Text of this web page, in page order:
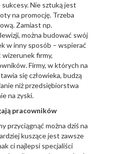
Nie sztuką jest
na promocję. Trzeba
Zamiast np.
można budować swój
w inny sposób – wspierać
wizerunek firmy,
Firmy, w których na
się człowieka, budzą
niż przedsiębiorstwa
na zyski.
pracowników
przyciągnąć można dziś na
kuszące jest zawsze
ci najlepsi specjaliści